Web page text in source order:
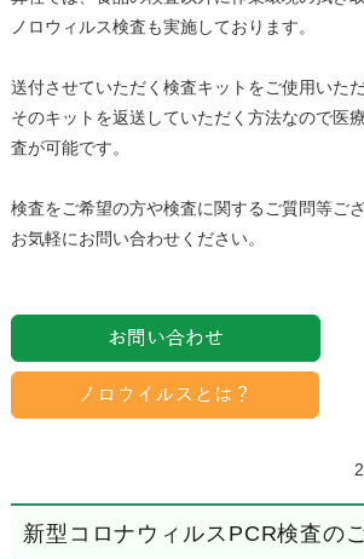
ノロウィルス検査も実施しております。
送付させていただく検査キットをご使用いただ
そのキットを返送していただく方法なので医
査が可能です。
検査をご希望の方や検査に関するご質問等ござ
お気軽にお問い合わせください。
新型コロナウィルスPCR検査の